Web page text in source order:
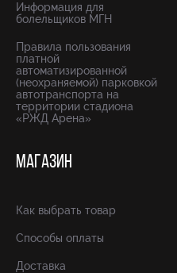
Информация для
болельщиков МГН
Правила пользования
платной
автоматизированной
(неохраняемой) парковкой
автотранспорта на
территории стадиона
«РЖД Арена»
МАГАЗИН
Как выбрать товар
Способы оплаты
Доставка